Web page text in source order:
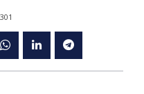
301